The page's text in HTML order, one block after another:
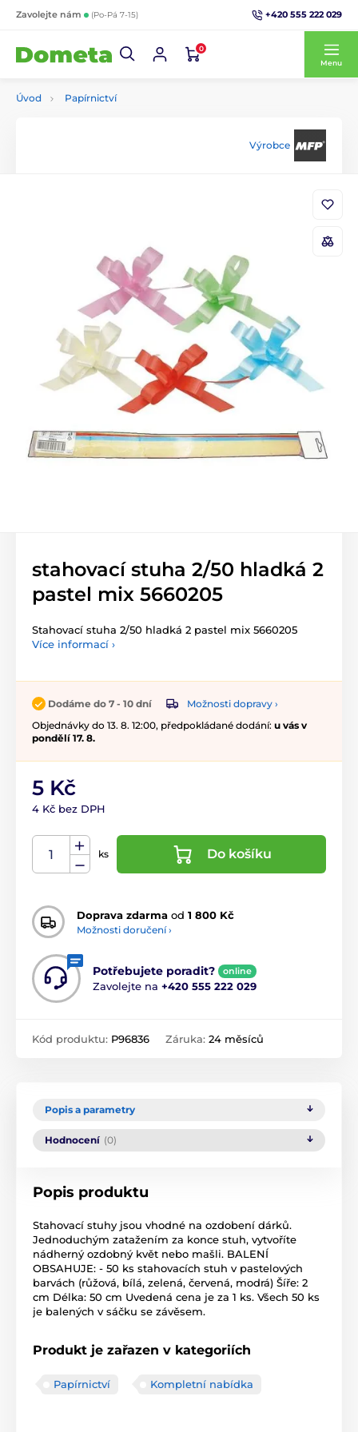
Zavolejte nám (Po-Pá 7-15) +420 555 222 029
0
Menu
Úvod Papírnictví
Výrobce
stahovací stuha 2/50 hladká 2
pastel mix 5660205
Stahovací stuha 2/50 hladká 2 pastel mix 5660205
Více informací ›
Dodáme do 7 - 10 dní
Možnosti dopravy ›
Objednávky do 13. 8. 12:00, předpokládané dodání: u vás v
pondělí 17. 8.
5 Kč
4 Kč bez DPH
ks Do košíku
Doprava zdarma od 1 800 Kč
Možnosti doručení ›
Potřebujete poradit? online
Zavolejte na +420 555 222 029
Kód produktu: P96836 Záruka: 24 měsíců
Popis a parametry
Hodnocení (0)
Popis produktu
Stahovací stuhy jsou vhodné na ozdobení dárků.
Jednoduchým zatažením za konce stuh, vytvoříte
nádherný ozdobný květ nebo mašli. BALENÍ
OBSAHUJE: - 50 ks stahovacích stuh v pastelových
barvách (růžová, bílá, zelená, červená, modrá) Šíře: 2
cm Délka: 50 cm Uvedená cena je za 1 ks. Všech 50 ks
je balených v sáčku se závěsem.
Produkt je zařazen v kategoriích
Papírnictví Kompletní nabídka